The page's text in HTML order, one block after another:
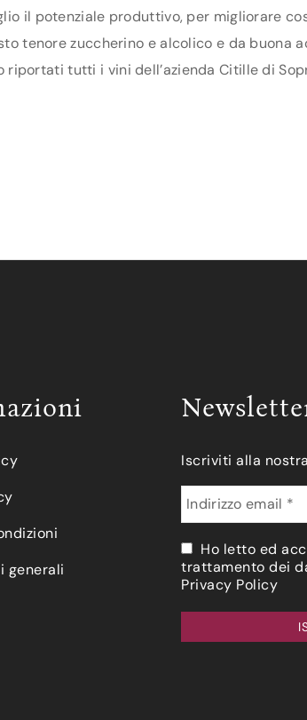
il potenziale produttivo, per migliorare
tenore zuccherino e alcolico e da buona
tutti i vini dell’azienda Citille di
generali
Iscriviti alla
Ho letto ed
trattamento dei
Privacy Policy